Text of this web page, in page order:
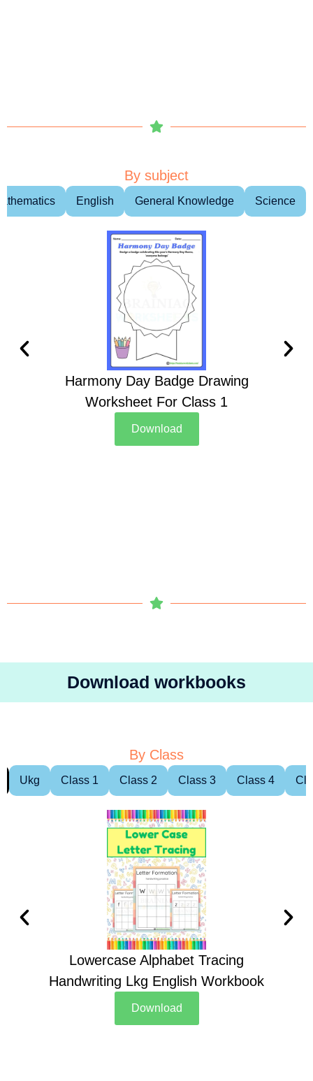
By subject
English General Knowledge Science
Harmony Day Badge Drawing
Worksheet For Class 1
Download
Download workbooks
By Class
Ukg Class 1 Class 2 Class 3 Class 4
Lowercase Alphabet Tracing
Handwriting Lkg English Workbook
Download